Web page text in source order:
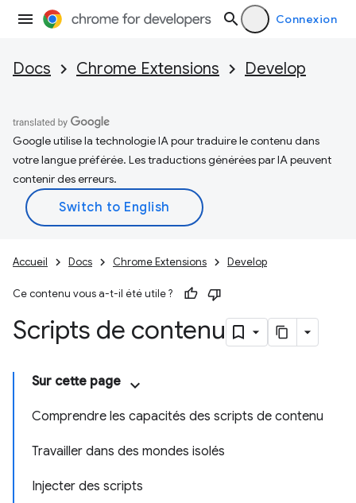
Connexion
Docs Chrome Extensions Develop
Google utilise la technologie IA pour traduire le contenu dans
votre langue préférée. Les traductions générées par IA peuvent
contenir des erreurs.
Accueil Docs Chrome Extensions Develop
Ce contenu vous a-t-il été utile ?
Scripts de contenu
Sur cette page
Comprendre les capacités des scripts de contenu
Travailler dans des mondes isolés
Injecter des scripts